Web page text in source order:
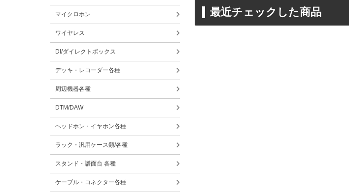
最近チェックした商品
マイクロホン
ワイヤレス
DI/ダイレクトボックス
デッキ・レコーダー各種
周辺機器各種
DTM/DAW
ヘッドホン・イヤホン各種
ラック・汎用ケース類/各種
スタンド・譜面台 各種
ケーブル・コネクター各種